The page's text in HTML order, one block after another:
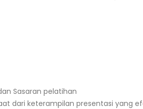
Sasaran pelatihan
dari keterampilan presentasi yang